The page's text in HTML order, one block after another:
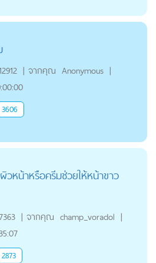
| จากคุณ Anonymous |
3606
วหน้าหรือครีมช่วยให้หน้าขาว
| จากคุณ champ_voradol |
2873